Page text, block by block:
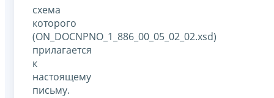
схема
которого
(ON_DOCNPNO_1_886_00_05_02_02.xsd)
прилагается
к
настоящему
письму.